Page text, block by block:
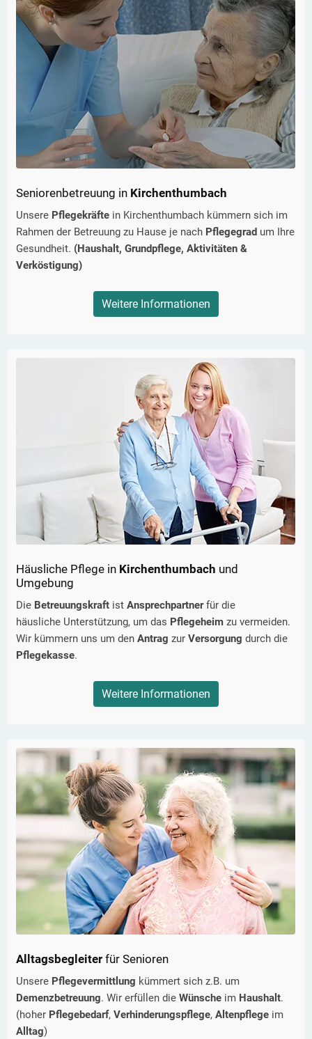
Seniorenbetreuung in Kirchenthumbach
Unsere Pflegekräfte in Kirchenthumbach kümmern sich im
Rahmen der Betreuung zu Hause je nach Pflegegrad um Ihre
Gesundheit. (Haushalt, Grundpflege, Aktivitäten &
Verköstigung)
Weitere Informationen
Häusliche Pflege in Kirchenthumbach und
Umgebung
Die Betreuungskraft ist Ansprechpartnerfür die
häusliche Unterstützung, um das Pflegeheim zu vermeiden.
Wir kümmern uns um den Antrag zur Versorgung durch die
Pflegekasse.
Weitere Informationen
Alltagsbegleiter für Senioren
Unsere Pflegevermittlung kümmert sich z.B. um
Demenzbetreuung. Wir erfüllen die Wünsche im Haushalt.
(hoher Pflegebedarf, Verhinderungspflege, Altenpflege im
Alltag)